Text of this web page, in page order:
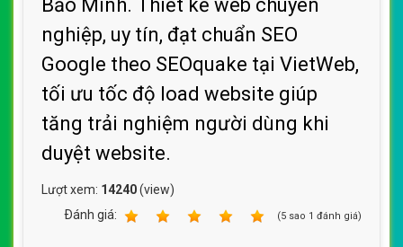
Bảo Minh. Thiết kế web chuyên
nghiệp, uy tín, đạt chuẩn SEO
Google theo SEOquake tại VietWeb,
tối ưu tốc độ load website giúp
tăng trải nghiệm người dùng khi
duyệt website.
Lượt xem: 14240(view)
Ðánh giá:
(5 sao 1 đánh giá)